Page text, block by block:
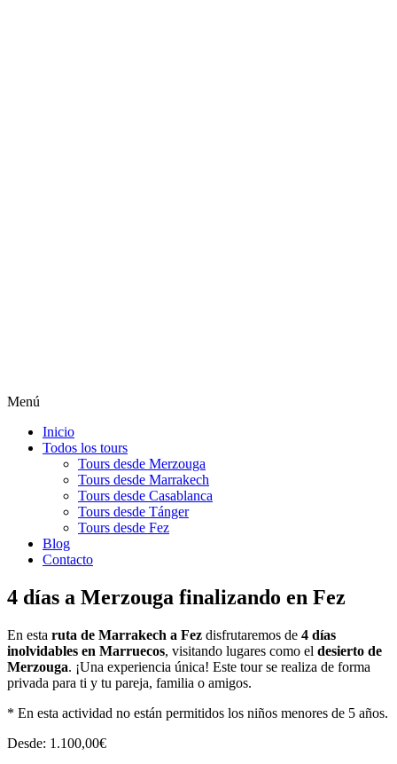
Menú
Inicio
Todos los tours
Tours desde Merzouga
Tours desde Marrakech
Tours desde Casablanca
Tours desde Tánger
Tours desde Fez
Blog
Contacto
4 días a Merzouga finalizando en Fez
En esta ruta de Marrakech a Fez disfrutaremos de 4 días
inolvidables en Marruecos, visitando lugares como el desierto de
Merzouga. ¡Una experiencia única! Este tour se realiza de forma
privada para ti y tu pareja, familia o amigos.
* En esta actividad no están permitidos los niños menores de 5 años.
Desde: 1.100,00€